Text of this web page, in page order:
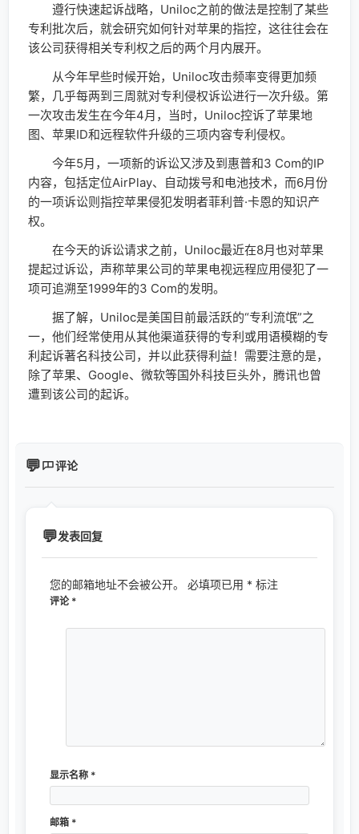
遵行快速起诉战略，Uniloc之前的做法是控制了某些
专利批次后，就会研究如何针对苹果的指控，这往往会在
该公司获得相关专利权之后的两个月内展开。
从今年早些时候开始，Uniloc攻击频率变得更加频
繁，几乎每两到三周就对专利侵权诉讼进行一次升级。第
一次攻击发生在今年4月，当时，Uniloc控诉了苹果地
图、苹果ID和远程软件升级的三项内容专利侵权。
今年5月，一项新的诉讼又涉及到惠普和3 Com的IP
内容，包括定位AirPlay、自动拨号和电池技术，而6月份
的一项诉讼则指控苹果侵犯发明者菲利普·卡恩的知识产
权。
在今天的诉讼请求之前，Uniloc最近在8月也对苹果
提起过诉讼，声称苹果公司的苹果电视远程应用侵犯了一
项可追溯至1999年的3 Com的发明。
据了解，Uniloc是美国目前最活跃的“专利流氓”之
一，他们经常使用从其他渠道获得的专利或用语模糊的专
利起诉著名科技公司，并以此获得利益！需要注意的是，
除了苹果、Google、微软等国外科技巨头外，腾讯也曾
遭到该公司的起诉。
评论
发表回复
您的邮箱地址不会被公开。 必填项已用 * 标注
评论 *
显示名称 *
邮箱 *